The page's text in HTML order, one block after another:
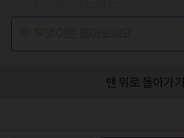
맨 위로 돌아가기